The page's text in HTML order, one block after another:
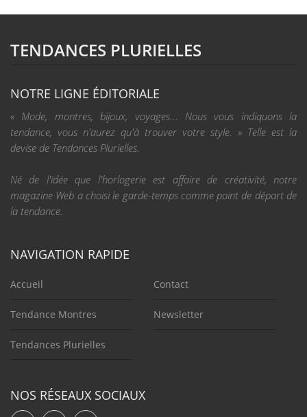
TENDANCES PLURIELLES
NOTRE LIGNE ÉDITORIALE
« Mode, montres, bijoux, voyages... Nous vous indiquons la
tendance, vous n'aurez qu'à trouver votre style. » Telle est la
devise de Tendances Plurielles.
Né de l'idée que l'horlogerie est affaire de créativité, notre
magazine Web a choisi le garde-temps comme point de départ de
la tendance.
NAVIGATION RAPIDE
Accueil
Tendance Montres
Tendances Plurielles
Contact
Newsletter
NOS RÉSEAUX SOCIAUX